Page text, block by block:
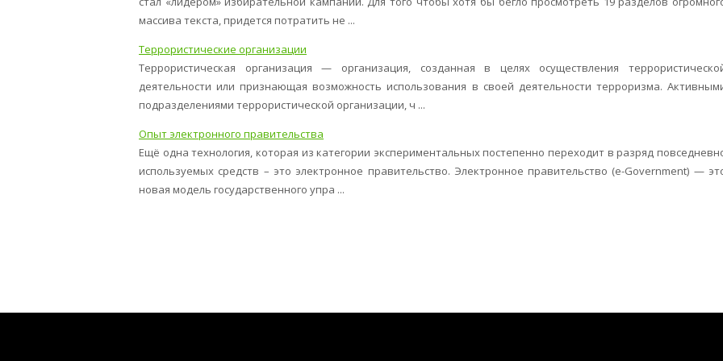
массива текста, придется потратить не ...
Террористические организации
Террористическая организация — организация, созданная в целях осуществления
деятельности или признающая возможность использования в своей деятельности терроризма.
подразделениями террористической организации, ч ...
Опыт электронного правительства
Ещё одна технология, которая из категории экспериментальных постепенно переходит в разряд
используемых средств – это электронное правительство. Электронное правительство (e-Government) —
новая модель государственного упра ...